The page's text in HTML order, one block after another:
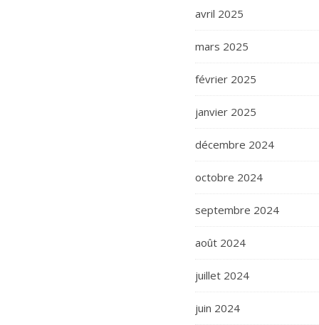
avril 2025
mars 2025
février 2025
janvier 2025
décembre 2024
octobre 2024
septembre 2024
août 2024
juillet 2024
juin 2024